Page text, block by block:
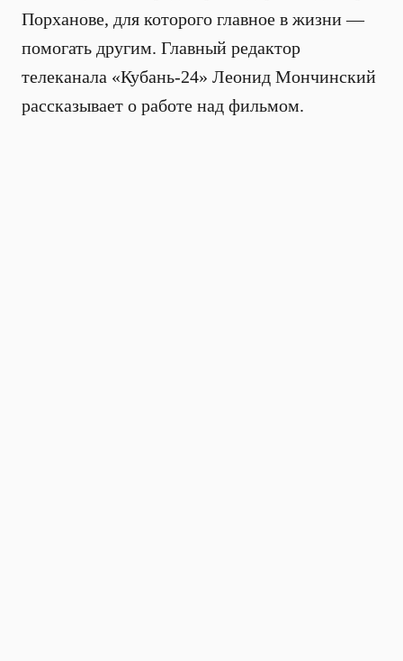
Порханове, для которого главное в жизни —
помогать другим. Главный редактор
телеканала «Кубань-24» Леонид Мончинский
рассказывает о работе над фильмом.